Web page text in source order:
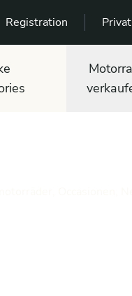
Registration
Occasionen,